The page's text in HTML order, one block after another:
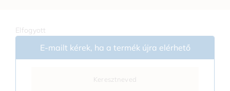
Elfogyott
E-mailt kérek, ha a termék újra elérhető